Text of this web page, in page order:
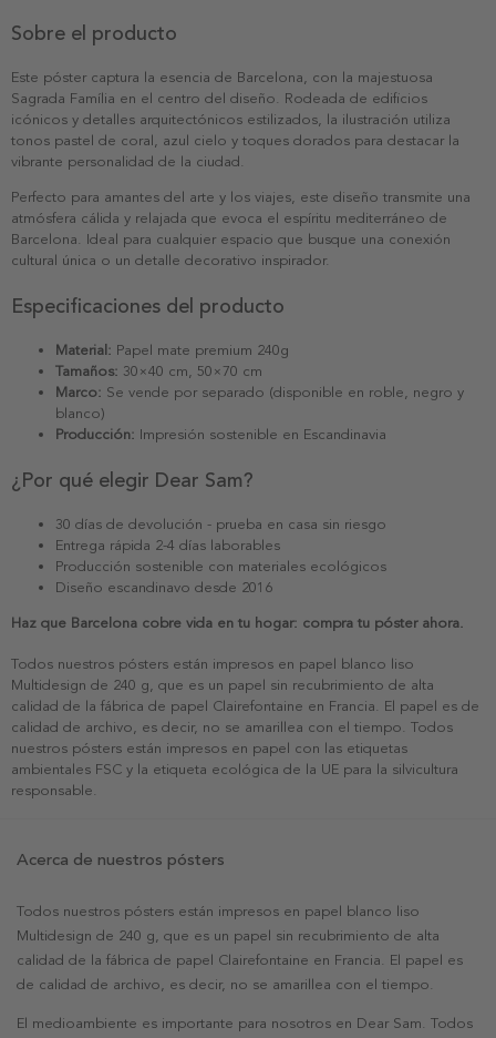
Sobre el producto
Este póster captura la esencia de Barcelona, con la majestuosa
Sagrada Família en el centro del diseño. Rodeada de edificios
icónicos y detalles arquitectónicos estilizados, la ilustración utiliza
tonos pastel de coral, azul cielo y toques dorados para destacar la
vibrante personalidad de la ciudad.
Perfecto para amantes del arte y los viajes, este diseño transmite una
atmósfera cálida y relajada que evoca el espíritu mediterráneo de
Barcelona. Ideal para cualquier espacio que busque una conexión
cultural única o un detalle decorativo inspirador.
Especificaciones del producto
Material: Papel mate premium 240g
Tamaños: 30×40 cm, 50×70 cm
Marco: Se vende por separado (disponible en roble, negro y
blanco)
Producción: Impresión sostenible en Escandinavia
¿Por qué elegir Dear Sam?
30 días de devolución - prueba en casa sin riesgo
Entrega rápida 2-4 días laborables
Producción sostenible con materiales ecológicos
Diseño escandinavo desde 2016
Haz que Barcelona cobre vida en tu hogar: compra tu póster ahora.
Todos nuestros pósters están impresos en papel blanco liso
Multidesign de 240 g, que es un papel sin recubrimiento de alta
calidad de la fábrica de papel Clairefontaine en Francia. El papel es de
calidad de archivo, es decir, no se amarillea con el tiempo. Todos
nuestros pósters están impresos en papel con las etiquetas
ambientales FSC y la etiqueta ecológica de la UE para la silvicultura
responsable.
Acerca de nuestros pósters
Todos nuestros pósters están impresos en papel blanco liso
Multidesign de 240 g, que es un papel sin recubrimiento de alta
calidad de la fábrica de papel Clairefontaine en Francia. El papel es
de calidad de archivo, es decir, no se amarillea con el tiempo.
El medioambiente es importante para nosotros en Dear Sam. Todos